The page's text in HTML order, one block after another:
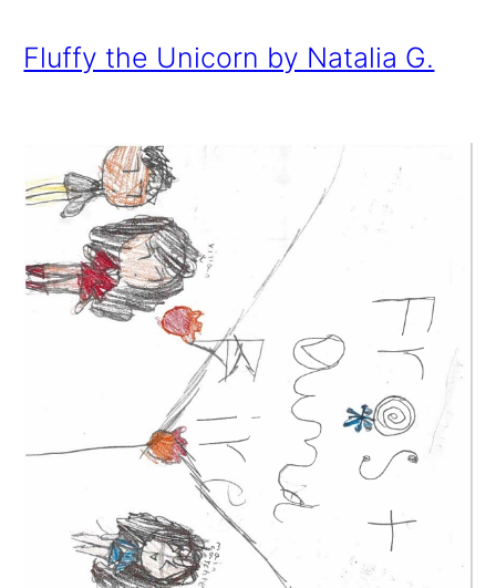
Fluffy the Unicorn by Natalia G.